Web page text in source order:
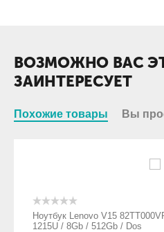
ВОЗМОЖНО ВАС
ЗАИНТЕРЕСУЕТ
Похожие товары Вы
Ноутбук Lenovo V15
1215U / 8Gb / 512Gb / Dos